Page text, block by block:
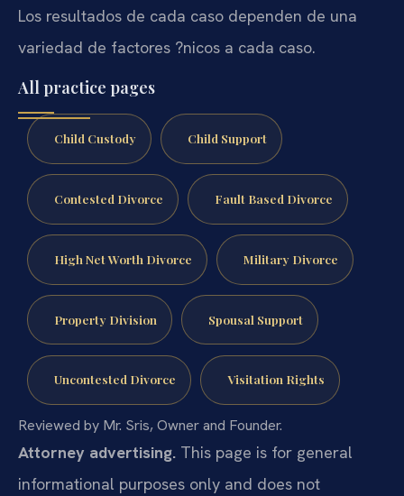
Los resultados de cada caso dependen de una
variedad de factores ?nicos a cada caso.
All practice pages
Child Custody Child Support
Contested Divorce Fault Based Divorce
High Net Worth Divorce Military Divorce
Property Division Spousal Support
Uncontested Divorce Visitation Rights
Reviewed by Mr. Sris, Owner and Founder.
Attorney advertising. This page is for general
informational purposes only and does not